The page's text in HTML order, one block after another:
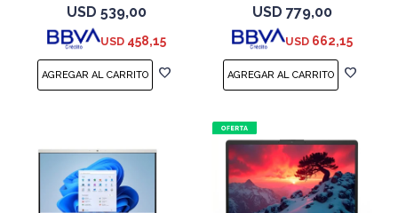
Touch
USD 539,00
USD 458,15
Win 11
USD 779,00
USD 662,15